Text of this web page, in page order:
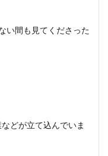
い間も見てくださった
どが立て込んでいま